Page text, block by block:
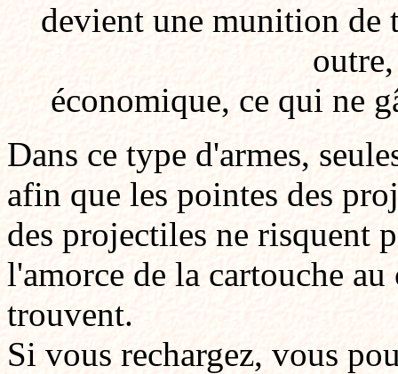
devient une munition de
économique, ce qui ne
Dans ce type d'armes,
afin que les pointes des
des projectiles ne risquent
l'amorce de la cartouche
trouvent.
Si vous rechargez, vous